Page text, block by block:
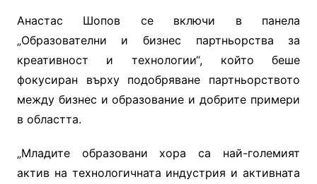
Анастас Шопов се включи в панела
„Образователни и бизнес партньорства за
креативност и технологии“, който беше
фокусиран върху подобряване партньорството
между бизнес и образование и добрите примери
в областта.
„Младите образовани хора са най-големият
актив на технологичната индустрия и активната